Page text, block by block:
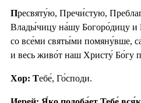
Пресвяту́ю, Пречи́стую,
Влады́чицу на́шу Богоро́дицу
со все́ми святы́ми помяну́вше,
и весь живо́т наш Христу́ Бо́гу
Хор: Тебе́, Го́споди.